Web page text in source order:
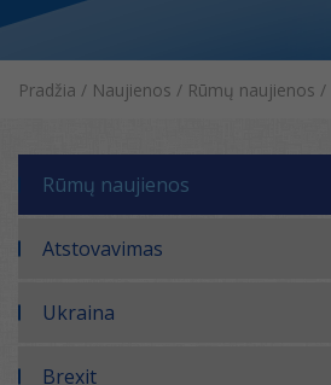
Pradžia / Naujienos / Rūmų naujienos /
Rūmų naujienos
Atstovavimas
Ukraina
Brexit